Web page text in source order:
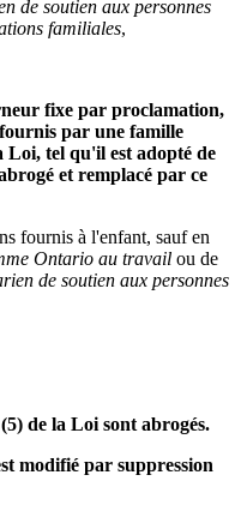
de soutien aux personnes
familiales,
fixe par proclamation,
par une famille
Loi, tel qu'il est adopté de
et remplacé par ce
fournis à l'enfant, sauf en
Ontario au travail ou de
de soutien aux personnes
de la Loi sont abrogés.
modifié par suppression